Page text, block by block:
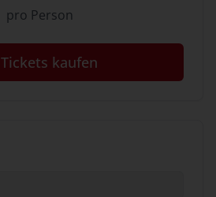
pro Person
Tickets kaufen